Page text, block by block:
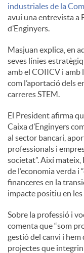
n
t
i
n
g
u
t
s
industriales de la
avui una entrevista a
d’Enginyers.
Masjuan explica, en
seves línies
amb el COIICV i amb
com l’aportació dels
carreres STEM.
El President afirma
Caixa d’Enginyers
al sector bancari,
professionals i
societat”. Així
de l’economia verda
financeres en la
impacte positiu en les
Sobre la professió i
comenta que “som
gestió del canvi i hem
projectes que